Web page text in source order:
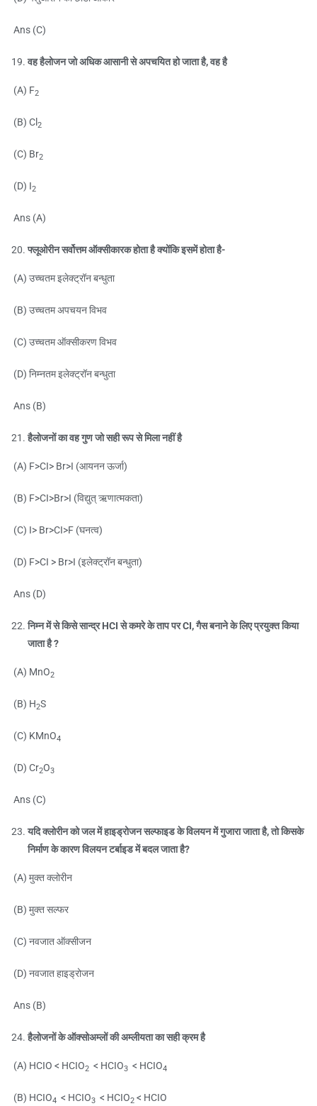
Ans (C)
वह हैलोजन जो अधिक आसानी से अपचयित हो जाता है, वह है
(A) F2
(B) Cl 2
(C) Br2
(D) I2
Ans (A)
फ्लूओरीन सर्वोत्तम ऑक्सीकारक होता है क्योंकि इसमें होता है-
(A) उच्चतम इलेक्ट्रॉन बन्धुता
(B) उच्चतम अपचयन विभव
(C) उच्चतम ऑक्सीकरण विभव
(D) निम्नतम इलेक्ट्रॉन बन्धुता
Ans (B)
हैलोजनों का वह गुण जो सही रूप से मिला नहीं है
(A) F>CI> Br>I (आयनन ऊर्जा)
(B) F>CI>Br>I (विद्युत् ऋणात्मकता)
(C) I> Br>CI>F (घनत्व)
(D) F>CI > Br>I (इलेक्ट्रॉन बन्धुता)
Ans (D)
निम्न में से किसे सान्द्र HCI से कमरे के ताप पर CI, गैस बनाने के लिए प्रयुक्त किया
जाता है ?
(A) MnO2
(B) H2S
(C) KMnO4
(D) Cr2O3
Ans (C)
यदि क्लोरीन को जल में हाइड्रोजन सल्फाइड के विलयन में गुजारा जाता है, तो किसके
निर्माण के कारण विलयन टर्बाइड में बदल जाता है?
(A) मुक्त क्लोरीन
(B) मुक्त सल्फर
(C) नवजात ऑक्सीजन
(D) नवजात हाइड्रोजन
Ans (B)
हैलोजनों के ऑक्सोअम्लों की अम्लीयता का सही क्रम है
(A) HCIO < HCIO2< HCIO3< HCIO4
(B) HCIO4 < HCIO3< HCIO2< HCIO